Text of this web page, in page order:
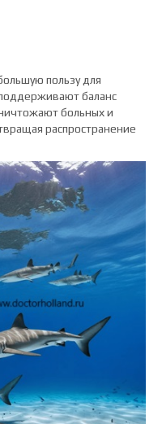
пользу для
баланс
больных и
распространение